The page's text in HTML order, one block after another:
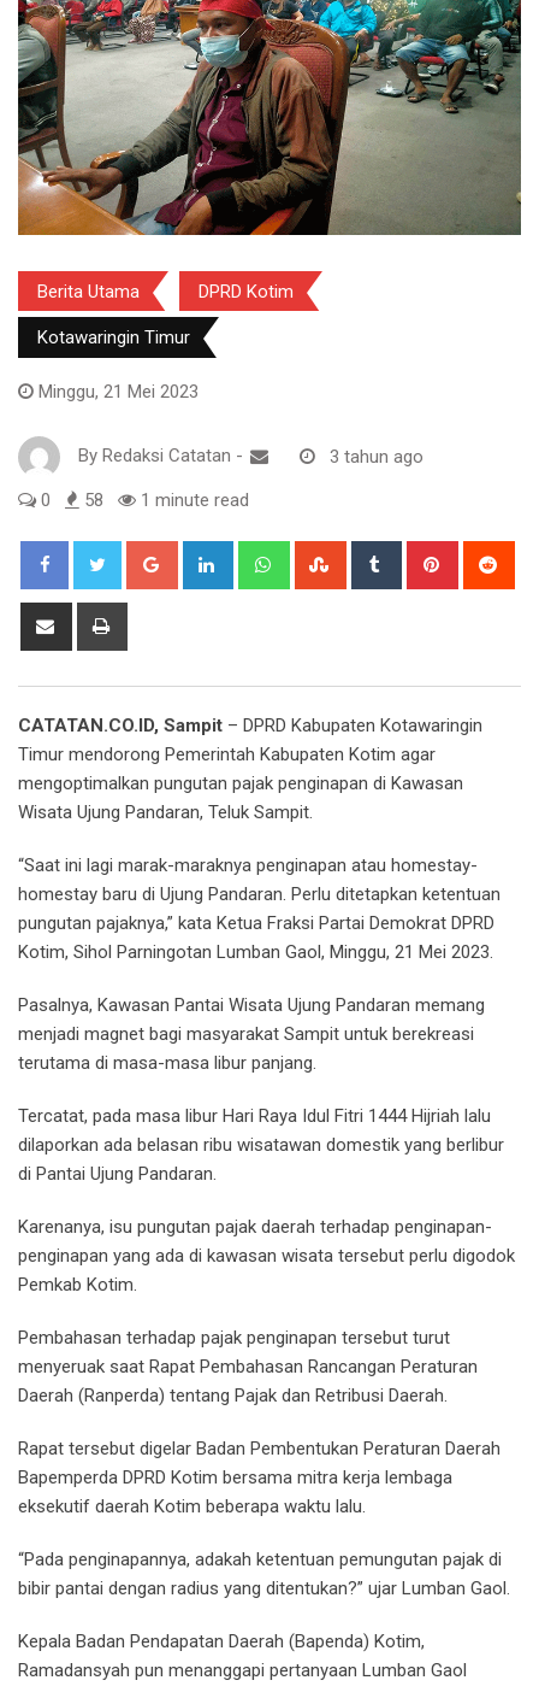
Berita Utama DPRD Kotim
Kotawaringin Timur
Minggu, 21 Mei 2023
By Redaksi Catatan - 3 tahun ago
0 58 1 minute read
Google+ LinkedIn WhatsappStumbleUpon
Tumblr Pinterest
Share
CATATAN.CO.ID, Sampit – DPRD Kabupaten Kotawaringin
Timur mendorong Pemerintah Kabupaten Kotim agar
mengoptimalkan pungutan pajak penginapan di Kawasan
Wisata Ujung Pandaran, Teluk Sampit.
“Saat ini lagi marak-maraknya penginapan atau homestay-
homestay baru di Ujung Pandaran. Perlu ditetapkan ketentuan
pungutan pajaknya,” kata Ketua Fraksi Partai Demokrat DPRD
Kotim, Sihol Parningotan Lumban Gaol, Minggu, 21 Mei 2023.
Pasalnya, Kawasan Pantai Wisata Ujung Pandaran memang
menjadi magnet bagi masyarakat Sampit untuk berekreasi
terutama di masa-masa libur panjang.
Tercatat, pada masa libur Hari Raya Idul Fitri 1444 Hijriah lalu
dilaporkan ada belasan ribu wisatawan domestik yang berlibur
di Pantai Ujung Pandaran.
Karenanya, isu pungutan pajak daerah terhadap penginapan-
penginapan yang ada di kawasan wisata tersebut perlu digodok
Pemkab Kotim.
Pembahasan terhadap pajak penginapan tersebut turut
menyeruak saat Rapat Pembahasan Rancangan Peraturan
Daerah (Ranperda) tentang Pajak dan Retribusi Daerah.
Rapat tersebut digelar Badan Pembentukan Peraturan Daerah
Bapemperda DPRD Kotim bersama mitra kerja lembaga
eksekutif daerah Kotim beberapa waktu lalu.
“Pada penginapannya, adakah ketentuan pemungutan pajak di
bibir pantai dengan radius yang ditentukan?” ujar Lumban Gaol.
Kepala Badan Pendapatan Daerah (Bapenda) Kotim,
Ramadansyah pun menanggapi pertanyaan Lumban Gaol